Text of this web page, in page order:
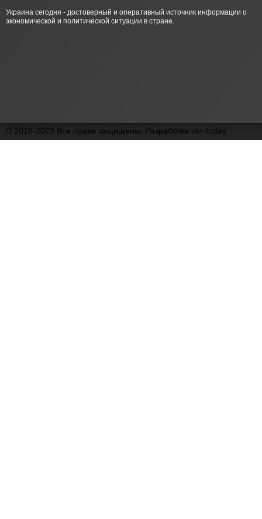
Украина сегодня - достоверный и оперативный источник информации о
экономической и политической ситуации в стране.
© 2016-2023 Все права защищены. Разработка ukr-today